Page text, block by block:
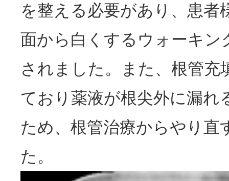
を整える必要があり、患者
面から白くするウォーキン
されました。また、根管充
ており薬液が根尖外に漏れ
ため、根管治療からやり直
た。